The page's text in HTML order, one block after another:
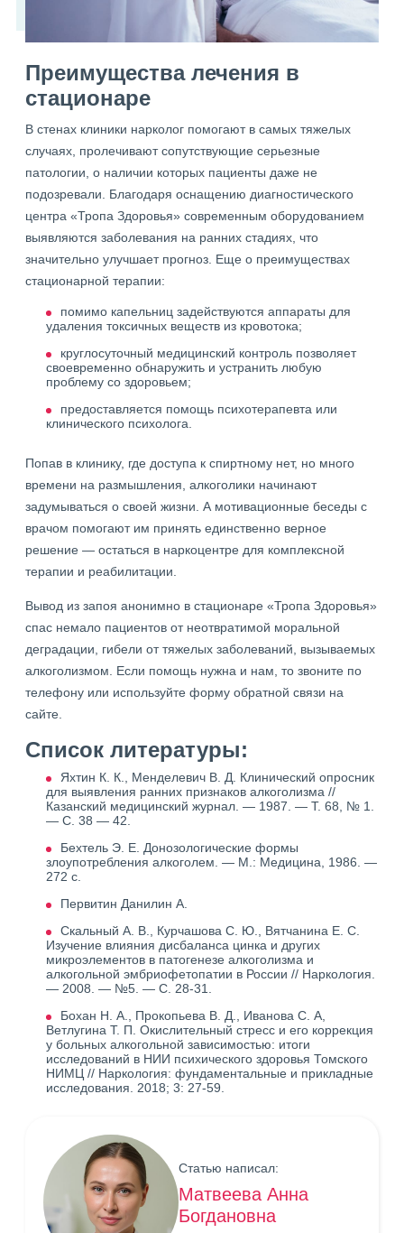
Преимущества лечения в
стационаре
В стенах клиники нарколог помогают в самых тяжелых
случаях, пролечивают сопутствующие серьезные
патологии, о наличии которых пациенты даже не
подозревали. Благодаря оснащению диагностического
центра «Тропа Здоровья» современным оборудованием
выявляются заболевания на ранних стадиях, что
значительно улучшает прогноз. Еще о преимуществах
стационарной терапии:
помимо капельниц задействуются аппараты для
удаления токсичных веществ из кровотока;
круглосуточный медицинский контроль позволяет
своевременно обнаружить и устранить любую
проблему со здоровьем;
предоставляется помощь психотерапевта или
клинического психолога.
Попав в клинику, где доступа к спиртному нет, но много
времени на размышления, алкоголики начинают
задумываться о своей жизни. А мотивационные беседы с
врачом помогают им принять единственно верное
решение — остаться в наркоцентре для комплексной
терапии и реабилитации.
Вывод из запоя анонимно в стационаре «Тропа Здоровья»
спас немало пациентов от неотвратимой моральной
деградации, гибели от тяжелых заболеваний, вызываемых
алкоголизмом. Если помощь нужна и нам, то звоните по
телефону или используйте форму обратной связи на
сайте.
Список литературы:
Яхтин К. К., Менделевич В. Д. Клинический опросник
для выявления ранних признаков алкоголизма //
Казанский медицинский журнал. — 1987. — Т. 68, № 1.
— С. 38 — 42.
Бехтель Э. Е. Донозологические формы
злоупотребления алкоголем. — М.: Медицина, 1986. —
272 с.
Первитин Данилин А.
Скальный А. В., Курчашова С. Ю., Вятчанина Е. С.
Изучение влияния дисбаланса цинка и других
микроэлементов в патогенезе алкоголизма и
алкогольной эмбриофетопатии в России // Наркология.
— 2008. — №5. — С. 28-31.
Бохан Н. А., Прокопьева В. Д., Иванова С. А,
Ветлугина Т. П. Окислительный стресс и его коррекция
у больных алкогольной зависимостью: итоги
исследований в НИИ психического здоровья Томского
НИМЦ // Наркология: фундаментальные и прикладные
исследования. 2018; 3: 27-59.
Статью написал:
Матвеева Анна
Богдановна